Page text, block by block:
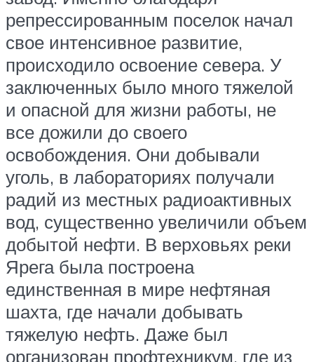
репрессированным поселок начал
свое интенсивное развитие,
происходило освоение севера. У
заключенных было много тяжелой
и опасной для жизни работы, не
все дожили до своего
освобождения. Они добывали
уголь, в лабораториях получали
радий из местных радиоактивных
вод, существенно увеличили объем
добытой нефти. В верховьях реки
Ярега была построена
единственная в мире нефтяная
шахта, где начали добывать
тяжелую нефть. Даже был
организован профтехникум, где из